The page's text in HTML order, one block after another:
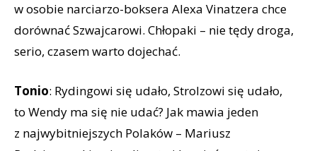
w osobie narciarzo-boksera Alexa Vinatzera chce
dorównać Szwajcarowi. Chłopaki – nie tędy droga,
serio, czasem warto dojechać.
Tonio: Rydingowi się udało, Strolzowi się udało,
to Wendy ma się nie udać? Jak mawia jeden
z najwybitniejszych Polaków – Mariusz